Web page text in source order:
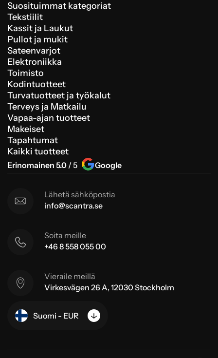
Suosituimmat kategoriat
Tekstiilit
Kassit ja Laukut
Pullot ja mukit
Sateenvarjot
Elektroniikka
Toimisto
Kodintuotteet
Turvatuotteet ja työkalut
Terveys ja Matkailu
Vapaa-ajan tuotteet
Makeiset
Tapahtumat
Kaikki tuotteet
Erinomainen 5.0 / 5 Google
Lähetä sähköpostia
info@scantra.se
Soita meille
+46 8 558 055 00
Vieraile meillä
Virkesvägen 26 A, 12030 Stockholm
Suomi - EUR